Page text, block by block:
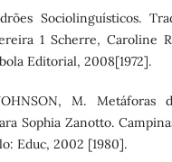
Sociolinguísticos.
1 Scherre, Caroline
Editorial, 2008[1972].
M. Metáforas
Sophia Zanotto.
Educ, 2002 [1980].